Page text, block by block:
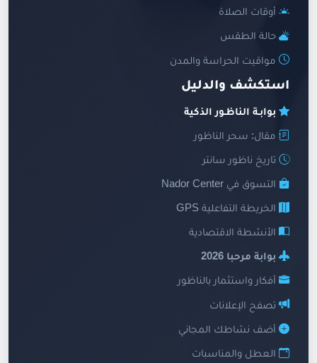
أوقات الصلاة
حالة الطقس
مواقيت الحراسة والمدن
استكشف والدليل
بوابـة الناظـور الذكية
مقال: سحر الناظور
تاريخ ناظور سانتر
التسوق في Nador Center
الخريطة التفاعلية GPS
الأنشطة الاقتصادية
بوابة مرحبا 2026
أفكار واستثمار بالناظور
تصفح الإعلانات
أضف نشاطك المجاني
العطل والمناسبات